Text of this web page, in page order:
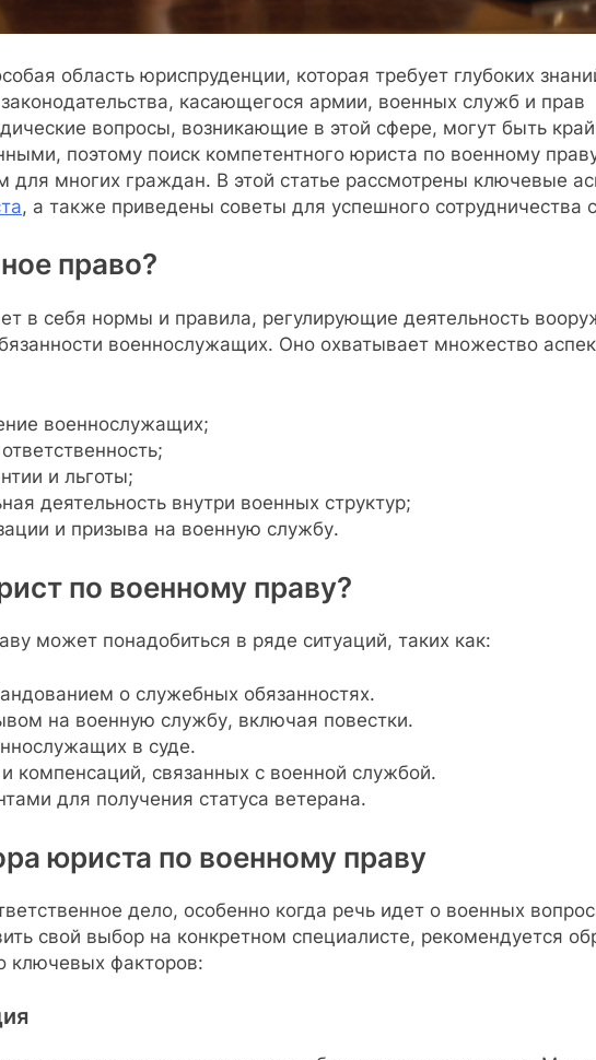
область юриспруденции, которая требует глубоких
касающегося армии, военных служб и прав
вопросы, возникающие в этой сфере, могут быть
поэтому поиск компетентного юриста по военному
для многих граждан. В этой статье рассмотрены ключевые
, а также приведены советы для успешного сотрудничества
право?
в себя нормы и правила, регулирующие деятельность
военнослужащих. Оно охватывает множество
военнослужащих;
и льготы;
деятельность внутри военных структур;
и призыва на военную службу.
по военному праву?
может понадобиться в ряде ситуаций, таких как:
о служебных обязанностях.
на военную службу, включая повестки.
в суде.
компенсаций, связанных с военной службой.
для получения статуса ветерана.
юриста по военному праву
дело, особенно когда речь идет о военных
свой выбор на конкретном специалисте, рекомендуется
ключевых факторов: